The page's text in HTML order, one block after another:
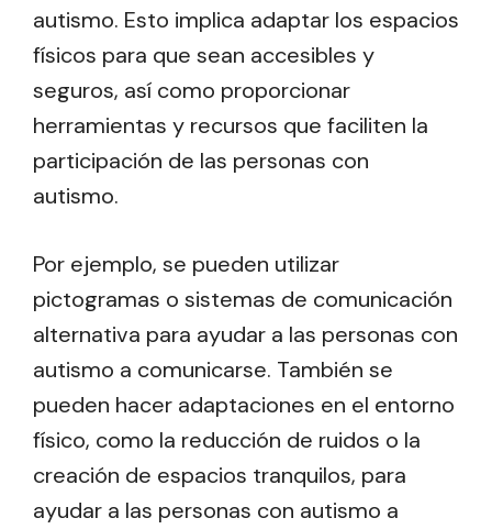
autismo. Esto implica adaptar los espacios
físicos para que sean accesibles y
seguros, así como proporcionar
herramientas y recursos que faciliten la
participación de las personas con
autismo.
Por ejemplo, se pueden utilizar
pictogramas o sistemas de comunicación
alternativa para ayudar a las personas con
autismo a comunicarse. También se
pueden hacer adaptaciones en el entorno
físico, como la reducción de ruidos o la
creación de espacios tranquilos, para
ayudar a las personas con autismo a